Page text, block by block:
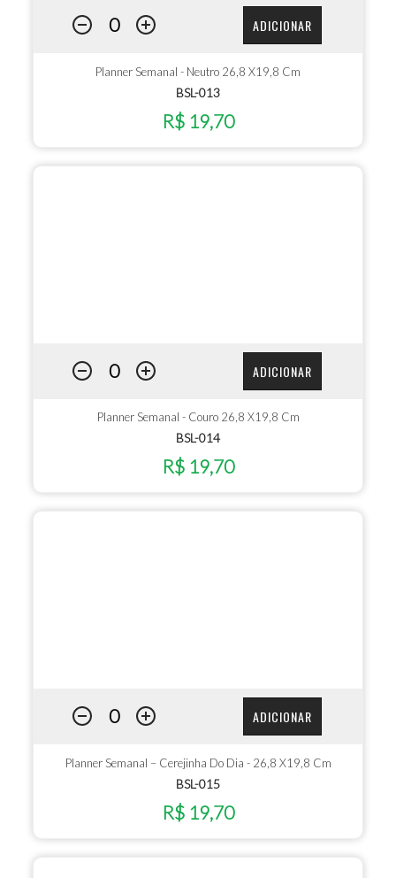
ADICIONAR
Planner Semanal - Neutro 26,8 X19,8 Cm
BSL-013
R$ 19,70
ADICIONAR
Planner Semanal - Couro 26,8 X19,8 Cm
BSL-014
R$ 19,70
ADICIONAR
Planner Semanal – Cerejinha Do Dia - 26,8 X19,8 Cm
BSL-015
R$ 19,70